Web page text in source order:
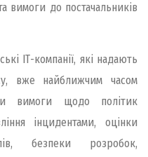
вимоги до постачальників
ІТ-компанії, які надають
вже найближчим часом
вимоги щодо політик
інцидентами, оцінки
безпеки розробок,